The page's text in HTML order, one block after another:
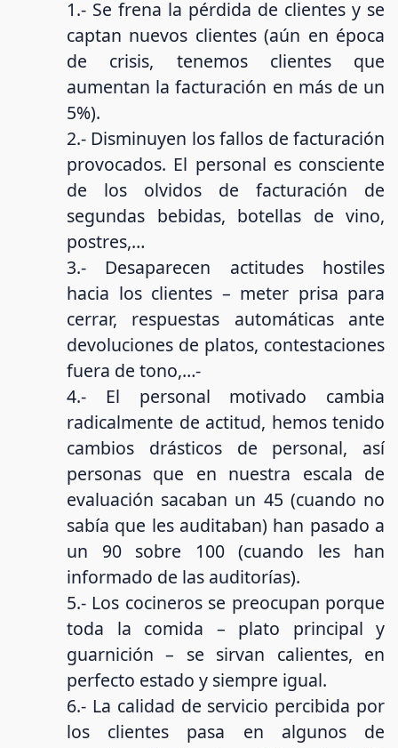
1.- Se frena la pérdida de clientes y se
captan nuevos clientes (aún en época
de crisis, tenemos clientes que
aumentan la facturación en más de un
5%).
2.- Disminuyen los fallos de facturación
provocados. El personal es consciente
de los olvidos de facturación de
segundas bebidas, botellas de vino,
postres,…
3.- Desaparecen actitudes hostiles
hacia los clientes – meter prisa para
cerrar, respuestas automáticas ante
devoluciones de platos, contestaciones
fuera de tono,…-
4.- El personal motivado cambia
radicalmente de actitud, hemos tenido
cambios drásticos de personal, así
personas que en nuestra escala de
evaluación sacaban un 45 (cuando no
sabía que les auditaban) han pasado a
un 90 sobre 100 (cuando les han
informado de las auditorías).
5.- Los cocineros se preocupan porque
toda la comida – plato principal y
guarnición – se sirvan calientes, en
perfecto estado y siempre igual.
6.- La calidad de servicio percibida por
los clientes pasa en algunos de